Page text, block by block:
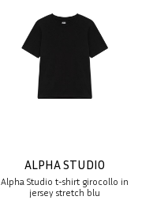
ALPHA STUDIO
Alpha Studio t-shirt girocollo in
jersey stretch blu